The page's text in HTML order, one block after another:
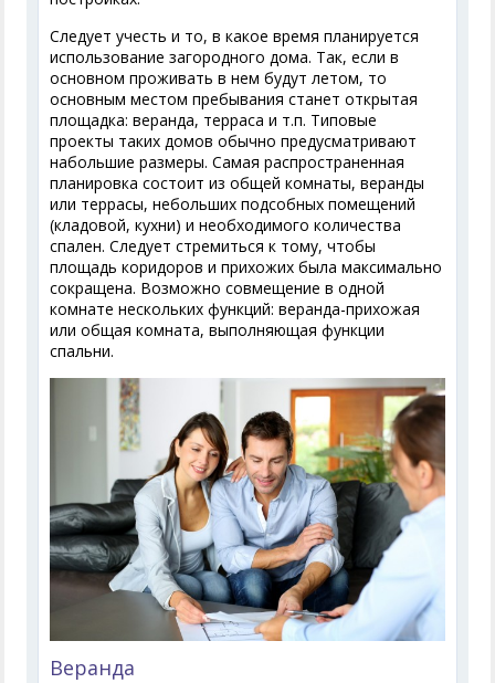
Следует учесть и то, в какое время планируется
использование загородного дома. Так, если в
основном проживать в нем будут летом, то
основным местом пребывания станет открытая
площадка: веранда, терраса и т.п. Типовые
проекты таких домов обычно предусматривают
набольшие размеры. Самая распространенная
планировка состоит из общей комнаты, веранды
или террасы, небольших подсобных помещений
(кладовой, кухни) и необходимого количества
спален. Следует стремиться к тому, чтобы
площадь коридоров и прихожих была максимально
сокращена. Возможно совмещение в одной
комнате нескольких функций: веранда-прихожая
или общая комната, выполняющая функции
спальни.
Веранда